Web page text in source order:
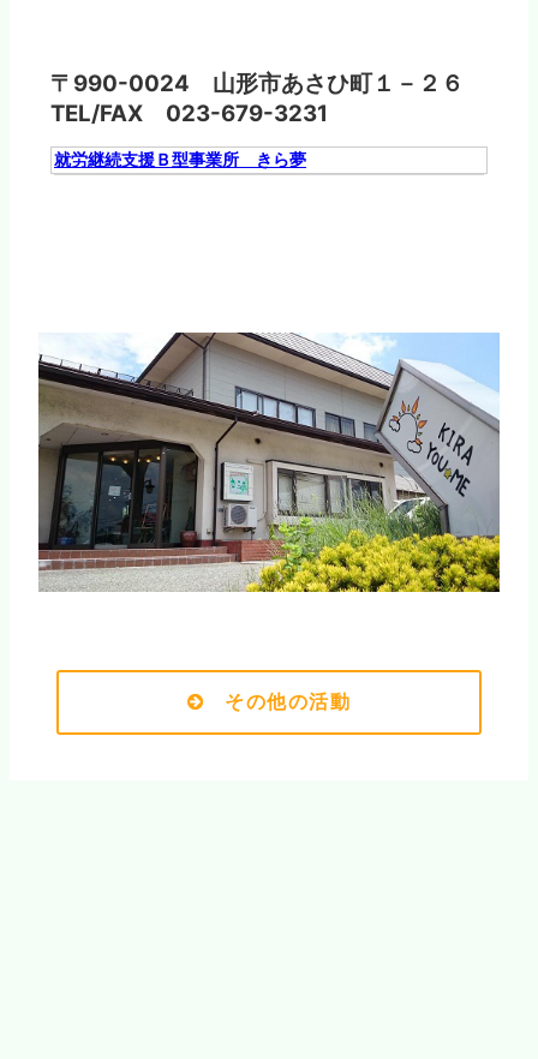
〒990-0024 山形市あさひ町１－２６
TEL/FAX 023-679-3231
就労継続支援Ｂ型事業所 きら夢
その他の活動